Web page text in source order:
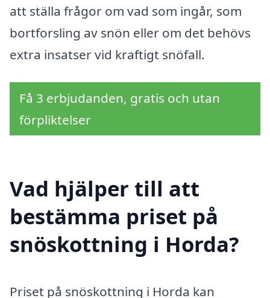
att ställa frågor om vad som ingår, som
bortforsling av snön eller om det behövs
extra insatser vid kraftigt snöfall.
Få 3 erbjudanden, gratis och utan
förpliktelser
Vad hjälper till att
bestämma priset på
snöskottning i Horda?
Priset på snöskottning i Horda kan